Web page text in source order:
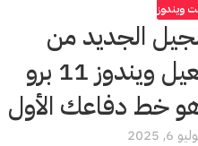
ويندوز
الجديد من
الهجمات: تفعيل تفعيل ويندوز 11 برو